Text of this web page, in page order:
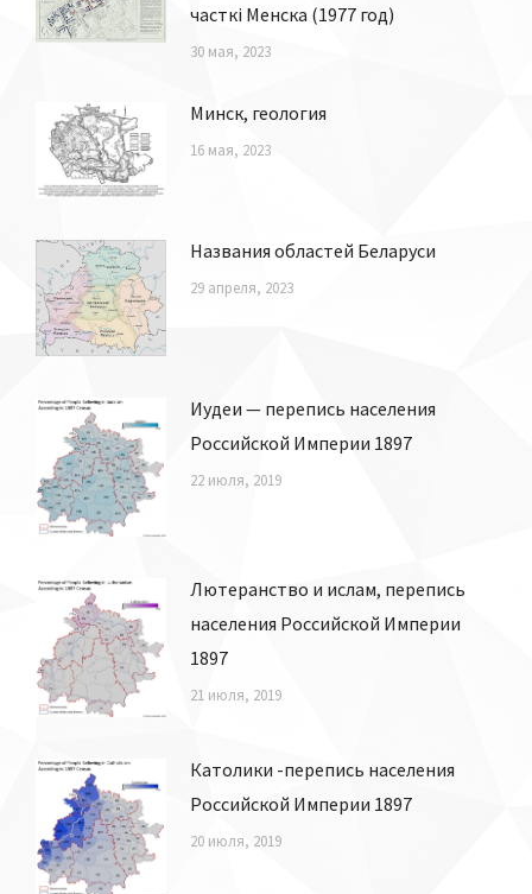
часткі Менска (1977 год)
30 мая, 2023
Минск, геология
16 мая, 2023
Названия областей Беларуси
29 апреля, 2023
Иудеи — перепись населения
Российской Империи 1897
22 июля, 2019
Лютеранство и ислам, перепись
населения Российской Империи
1897
21 июля, 2019
Католики -перепись населения
Российской Империи 1897
20 июля, 2019